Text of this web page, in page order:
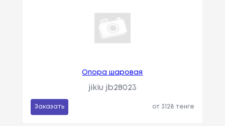
Опора шаровая
jikiu jb28023
Заказать от 3128 тенге